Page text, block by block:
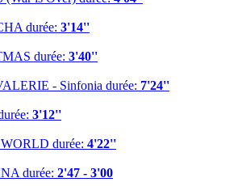
durée: 3'14''
durée: 3'40''
- Sinfonia durée: 7'24''
3'12''
durée: 4'22''
durée: 2'47 - 3'00